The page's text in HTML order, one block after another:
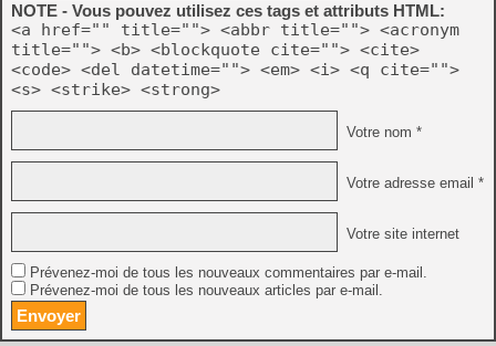
NOTE - Vous pouvez utilisez ces tags et attributs HTML:
<a href="" title=""> <abbr title=""> <acronym
title=""> <b> <blockquote cite=""> <cite>
<code> <del datetime=""> <em> <i> <q cite="">
<s> <strike> <strong>
Votre nom *
Votre adresse email *
Votre site internet
Prévenez-moi de tous les nouveaux commentaires par e-mail.
Prévenez-moi de tous les nouveaux articles par e-mail.